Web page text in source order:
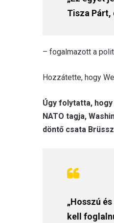
Tisza Párt,
– fogalmazott a
Hozzátette, hogy
Úgy folytatta,
NATO tagja,
döntő csata
„Hosszú
kell